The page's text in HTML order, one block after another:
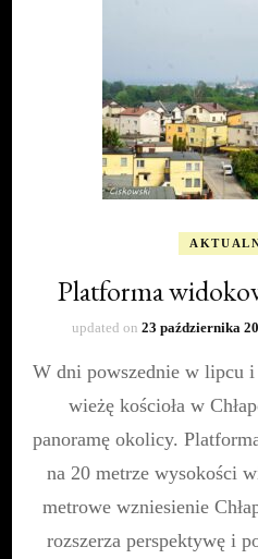
Platforma
updated on 23 października
W dni powszednie w lipcu
wieżę kościoła w
panoramę okolicy.
na 20 metrze wysokości
metrowe wzniesienie
rozszerza perspektywę i